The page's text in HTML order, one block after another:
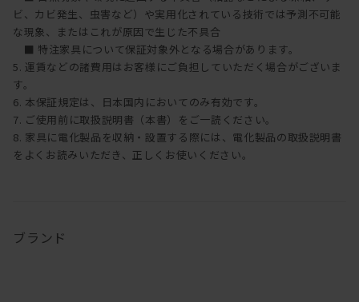
ビ、カビ発生、虫害など）や実用化されている技術では予測不可能
な現象、またはこれが原因で生じた不具合
■ 特注家具について保証対象外となる場合があります。
5. 運賃などの諸費用はお客様にご負担していただく場合がございま
す。
6. 本保証規定は、日本国内においてのみ有効です。
7. ご使用前に取扱説明書（本書）をご一読ください。
8. 家具に電化製品を収納・設置する際には、電化製品の取扱説明書
をよくお読みいただき、正しくお使いください。
ブランド